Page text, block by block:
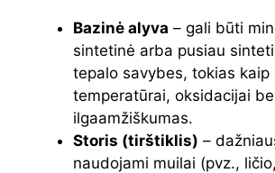
Bazinė alyva – gali būti
sintetinė arba pusiau
tepalo savybes, tokias kaip
temperatūrai, oksidacijai
ilgaamžiškumas.
Storis (tirštiklis) –
naudojami muilai (pvz.,